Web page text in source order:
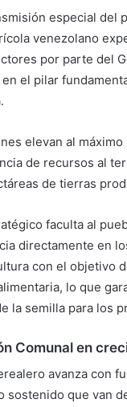
especial del
venezolano
por parte del
el pilar
elevan al
de recursos al
de tierras
faculta al
directamente en
con el objetivo
lo que
la semilla para los
Comunal en
avanza con
sostenido que van